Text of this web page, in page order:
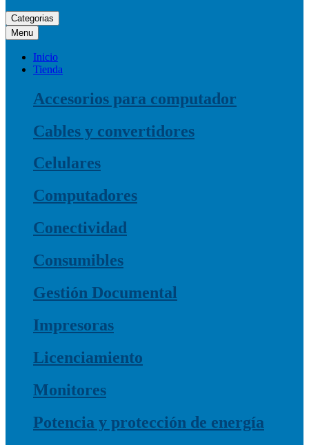
Categorias
Menu
Inicio
Tienda
Accesorios para computador
Cables y convertidores
Celulares
Computadores
Conectividad
Consumibles
Gestión Documental
Impresoras
Licenciamiento
Monitores
Potencia y protección de energía